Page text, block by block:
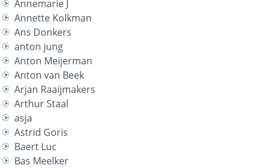
Annemarie J
Annette Kolkman
Ans Donkers
anton jung
Anton Meijerman
Anton van Beek
Arjan Raaijmakers
Arthur Staal
asja
Astrid Goris
Baert Luc
Bas Meelker